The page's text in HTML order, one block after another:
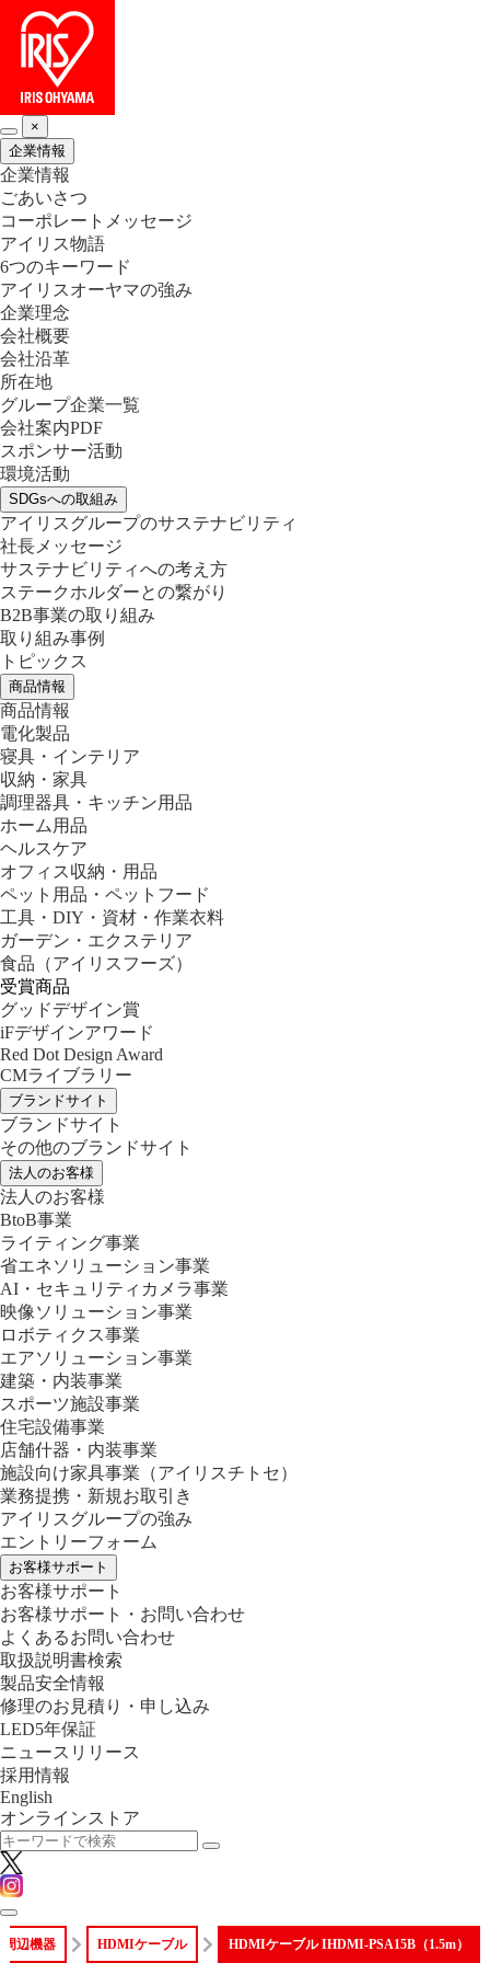
×
企業情報
企業情報
ごあいさつ
コーポレートメッセージ
アイリス物語
6つのキーワード
アイリスオーヤマの強み
企業理念
会社概要
会社沿革
所在地
グループ企業一覧
会社案内PDF
スポンサー活動
環境活動
SDGsへの取組み
アイリスグループのサステナビリティ
社長メッセージ
サステナビリティへの考え方
ステークホルダーとの繋がり
B2B事業の取り組み
取り組み事例
トピックス
商品情報
商品情報
電化製品
寝具・インテリア
収納・家具
調理器具・キッチン用品
ホーム用品
ヘルスケア
オフィス収納・用品
ペット用品・ペットフード
工具・DIY・資材・作業衣料
ガーデン・エクステリア
食品 （アイリスフーズ）
受賞商品
グッドデザイン賞
iFデザインアワード
Red Dot Design Award
CMライブラリー
ブランドサイト
ブランドサイト
その他のブランドサイト
法人のお客様
法人のお客様
BtoB事業
ライティング事業
省エネソリューション事業
AI・セキュリティカメラ事業
映像ソリューション事業
ロボティクス事業
エアソリューション事業
建築・内装事業
スポーツ施設事業
住宅設備事業
店舗什器・内装事業
施設向け家具事業 （アイリスチトセ）
業務提携・新規お取引き
アイリスグループの強み
エントリーフォーム
お客様サポート
お客様サポート
お客様サポート・お問い合わせ
よくあるお問い合わせ
取扱説明書検索
製品安全情報
修理のお見積り・申し込み
LED5年保証
ニュースリリース
採用情報
English
オンラインストア
周辺機器 HDMIケーブル HDMIケーブル IHDMI-PSA15B（1.5m）